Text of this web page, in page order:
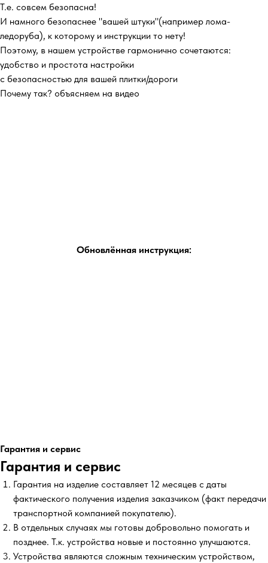
Т.е. совсем безопасна!
И намного безопаснее "вашей штуки"(например лома-
ледоруба), к которому и инструкции то нету!
Поэтому, в нашем устройстве гармонично сочетаются:
удобство и простота настройки
с безопасностью для вашей плитки/дороги
Почему так? объясняем на видео
Обновлённая инструкция:
Гарантия и сервис
Гарантия и сервис
Гарантия на изделие составляет 12 месяцев с даты
фактического получения изделия заказчиком (факт передачи
транспортной компанией покупателю).
В отдельных случаях мы готовы добровольно помогать и
позднее. Т.к. устройства новые и постоянно улучшаются.
Устройства являются сложным техническим устройством,